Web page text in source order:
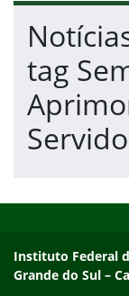
Fim da
Início do
tag
Instituto Federal
Instituto Federal
Grande do Sul –